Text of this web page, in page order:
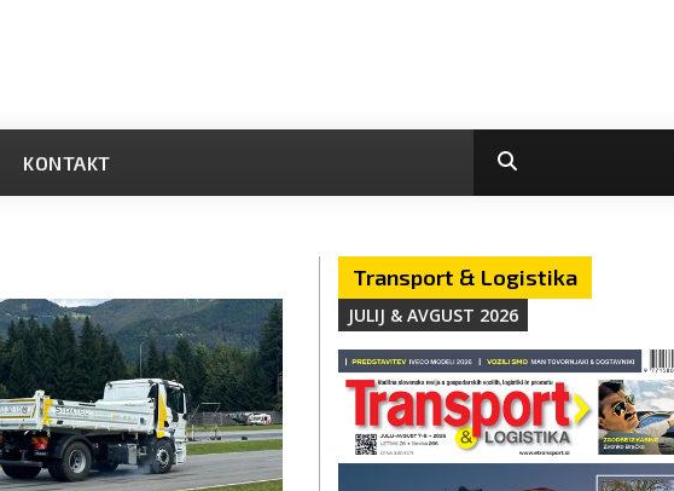
KONTAKT
Transport & Logistika
JULIJ & AVGUST 2026